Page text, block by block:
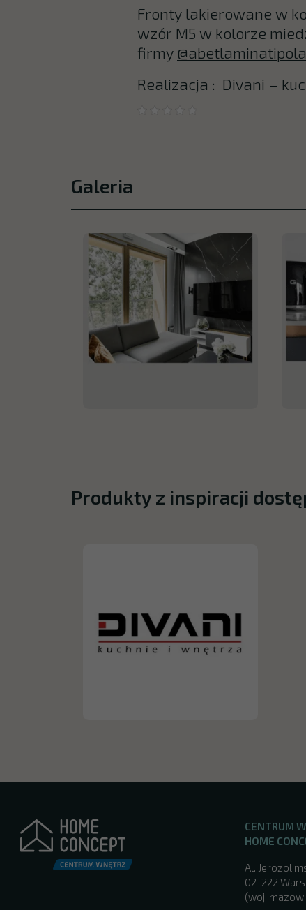
Fronty lakierowane w
wzór M5 w kolorze
firmy
Realizacja : Divani –
Galeria
Produkty z inspiracji
CENTRUM
HOME
Al.
02-222
(woj.